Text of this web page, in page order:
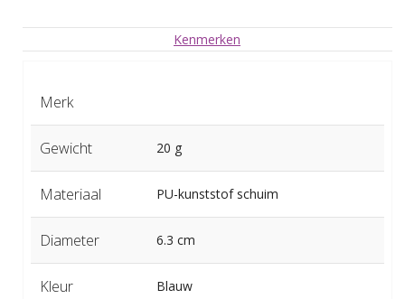
Kenmerken
Merk
Gewicht 20 g
Materiaal PU-kunststof schuim
Diameter 6.3 cm
Kleur Blauw